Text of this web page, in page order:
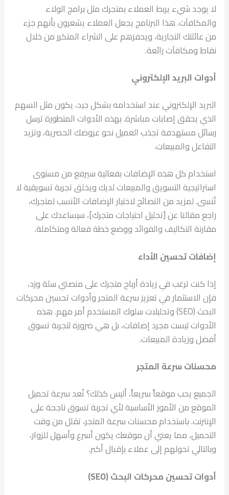
لا يوجد شيء يربط العملاء بمتجرك مثل برامج الولاء
والمكافآت. هذا البرنامج يجعل العملاء يشعرون بأنهم جزء
من عائلتك التجارية، ويحفزهم على الشراء المتكرر من خلال
نقاط ومكافآت رائعة.
أدوات البريد الإلكتروني
البريد الإلكتروني عند استخدامه بشكل جيد، يكون مثل السهم
الذي يحقق إصابات مباشرة. بهذه الأدوات المتطورة ترسل
رسائل مستهدفة تجذب العميل نحو عروضك الحصرية، وتزيد
التفاعل والمبيعات.
استخدام كل هذه الإضافات بفعالية سيرفع من مستوى
استراتيجية التسويق والمبيعات لديك ويخلق تجربة تسويقية لا
تُنسى. لمزيد من النصائح لاختيار الإضافات الأنسب لمتجرك،
راجع مقالنا عن [تحليل احتياجات متجرك]، سيساعدك على
مقارنة التكاليف والفوائد ووضع خطة فعالة ومتكاملة.
إضافات تحسين الأداء
إذا كنت ترغب في زيادة أرباح متجرك على منصتي سلة وزد،
فإن الاستثمار في تعزيز سرعة المتجر وأدوات تحسين محركات
البحث (SEO) وتحليلات سلوك المستخدم أمر مهم. هذه
الأدوات ليست مجرد إضافات، بل هي ضرورة لتجربة تسوق
أفضل وزيادة المبيعات.
محسنات سرعة المتجر
الجميع يحب موقعاً سريعاً، أليس كذلك؟ تُعد سرعة تحميل
الموقع من الأمور الأساسية لأي تجربة تسوق ناجحة على
الإنترنت. باستخدام محسنات سرعة المتجر، تقلل من وقت
التحميل، مما يعني أن موقعك يكون أسرع وأسهل للزوار،
وبالتالي تحولهم إلى عملاء بإقبال أكبر.
أدوات تحسين محركات البحث (SEO)